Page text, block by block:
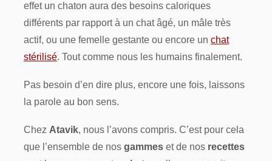
effet un chaton aura des besoins caloriques
différents par rapport à un chat âgé, un mâle très
actif, ou une femelle gestante ou encore un chat
stérilisé. Tout comme nous les humains finalement.
Pas besoin d’en dire plus, encore une fois, laissons
la parole au bon sens.
Chez Atavik, nous l’avons compris. C’est pour cela
que l’ensemble de nos gammes et de nos recettes